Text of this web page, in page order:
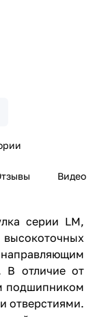
Видео
серии LM,
В отличие от
подшипником
отверстиями.